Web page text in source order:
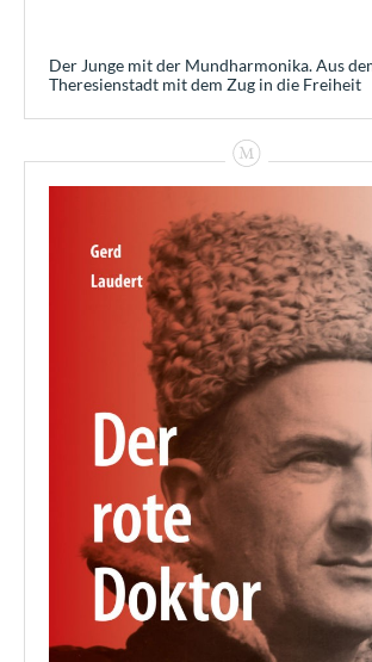
Der Junge mit der Mundharmonika. Aus
Theresienstadt mit dem Zug in die Freiheit